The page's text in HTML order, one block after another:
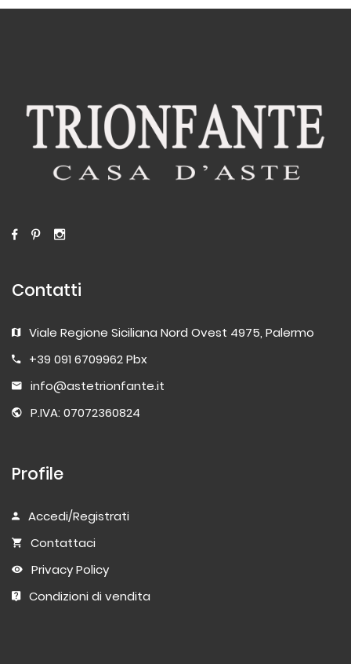
Contatti
Viale Regione Siciliana Nord Ovest 4975, Palermo
+39 091 6709962 Pbx
info@astetrionfante.it
P.IVA: 07072360824
Profile
Accedi/Registrati
Contattaci
Privacy Policy
Condizioni di vendita